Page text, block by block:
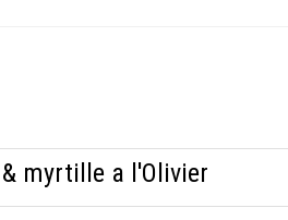
myrtille a l'Olivier